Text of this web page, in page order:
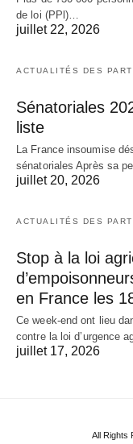
de loi (PPl)…
juillet 22, 2026
ACTUALITÉS DES
Sénatoriales
liste
La France insoumise
sénatoriales Après sa
juillet 20, 2026
ACTUALITÉS DES
Stop à la loi
en France les
Ce week-end ont lieu
contre la loi d’urgence
juillet 17, 2026
All Rights